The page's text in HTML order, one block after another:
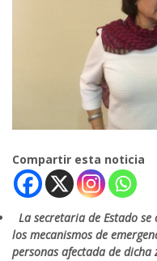
Compartir esta noticia
La secretaria de Estado
los mecanismos de
personas afectada de dicha